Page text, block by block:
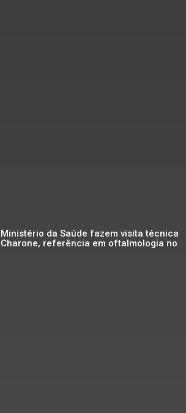
da Saúde fazem visita técnica
referência em oftalmologia no